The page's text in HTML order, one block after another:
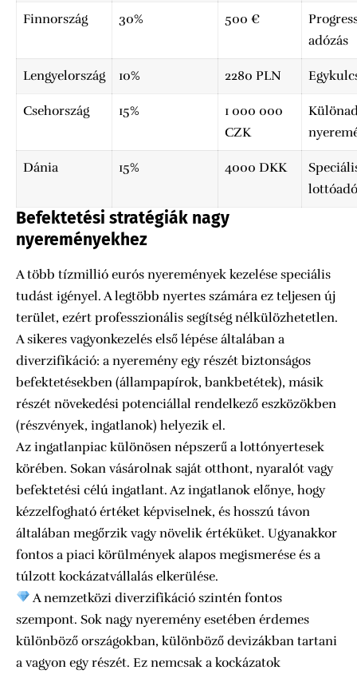
Finnország 30% 500 €
adózás
Lengyelország 10% 2280 PLN
Csehország 15%
1 000 000
CZK
Dánia 15% 4000 DKK
lottóadó
Befektetési stratégiák nagy
nyereményekhez
A több tízmillió eurós nyeremények kezelése speciális
tudást igényel. A legtöbb nyertes számára ez teljesen új
terület, ezért professzionális segítség nélkülözhetetlen.
A sikeres vagyonkezelés első lépése általában a
diverzifikáció: a nyeremény egy részét biztonságos
befektetésekben (állampapírok, bankbetétek), másik
részét növekedési potenciállal rendelkező eszközökben
(részvények, ingatlanok) helyezik el.
Az ingatlanpiac különösen népszerű a lottónyertesek
körében. Sokan vásárolnak saját otthont, nyaralót vagy
befektetési célú ingatlant. Az ingatlanok előnye, hogy
kézzelfogható értéket képviselnek, és hosszú távon
általában megőrzik vagy növelik értéküket. Ugyanakkor
fontos a piaci körülmények alapos megismerése és a
túlzott kockázatvállalás elkerülése.
A nemzetközi diverzifikáció szintén fontos
szempont. Sok nagy nyeremény esetében érdemes
különböző országokban, különböző devizákban tartani
a vagyon egy részét. Ez nemcsak a kockázatok